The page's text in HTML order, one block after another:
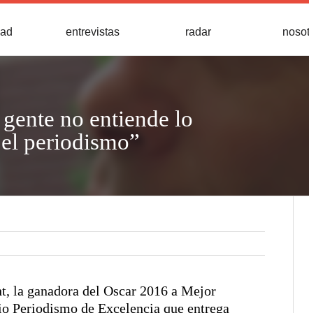
entrevistas radar
no entiende lo
periodismo”
la ganadora del Oscar 2016 a Mejor
Periodismo de Excelencia que entrega